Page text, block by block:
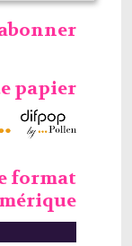
papier
format